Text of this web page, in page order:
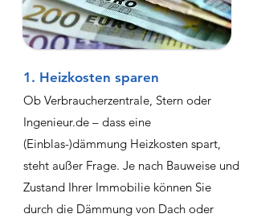
1. Heizkosten sparen
Ob Verbraucherzentrale, Stern oder
Ingenieur.de – dass eine
(Einblas-)dämmung Heizkosten spart,
steht außer Frage. Je nach Bauweise und
Zustand Ihrer Immobilie können Sie
durch die Dämmung von Dach oder